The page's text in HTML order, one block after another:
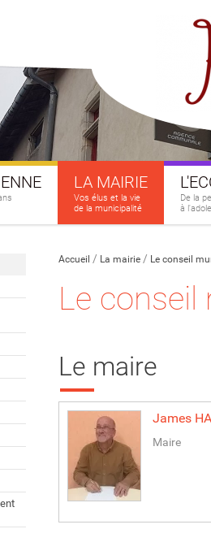
LA MAIRIE
Vos élus et la vie
de la municipalité
De la
à
Accueil La mairie Le conseil
Le
Le maire
James
Maire